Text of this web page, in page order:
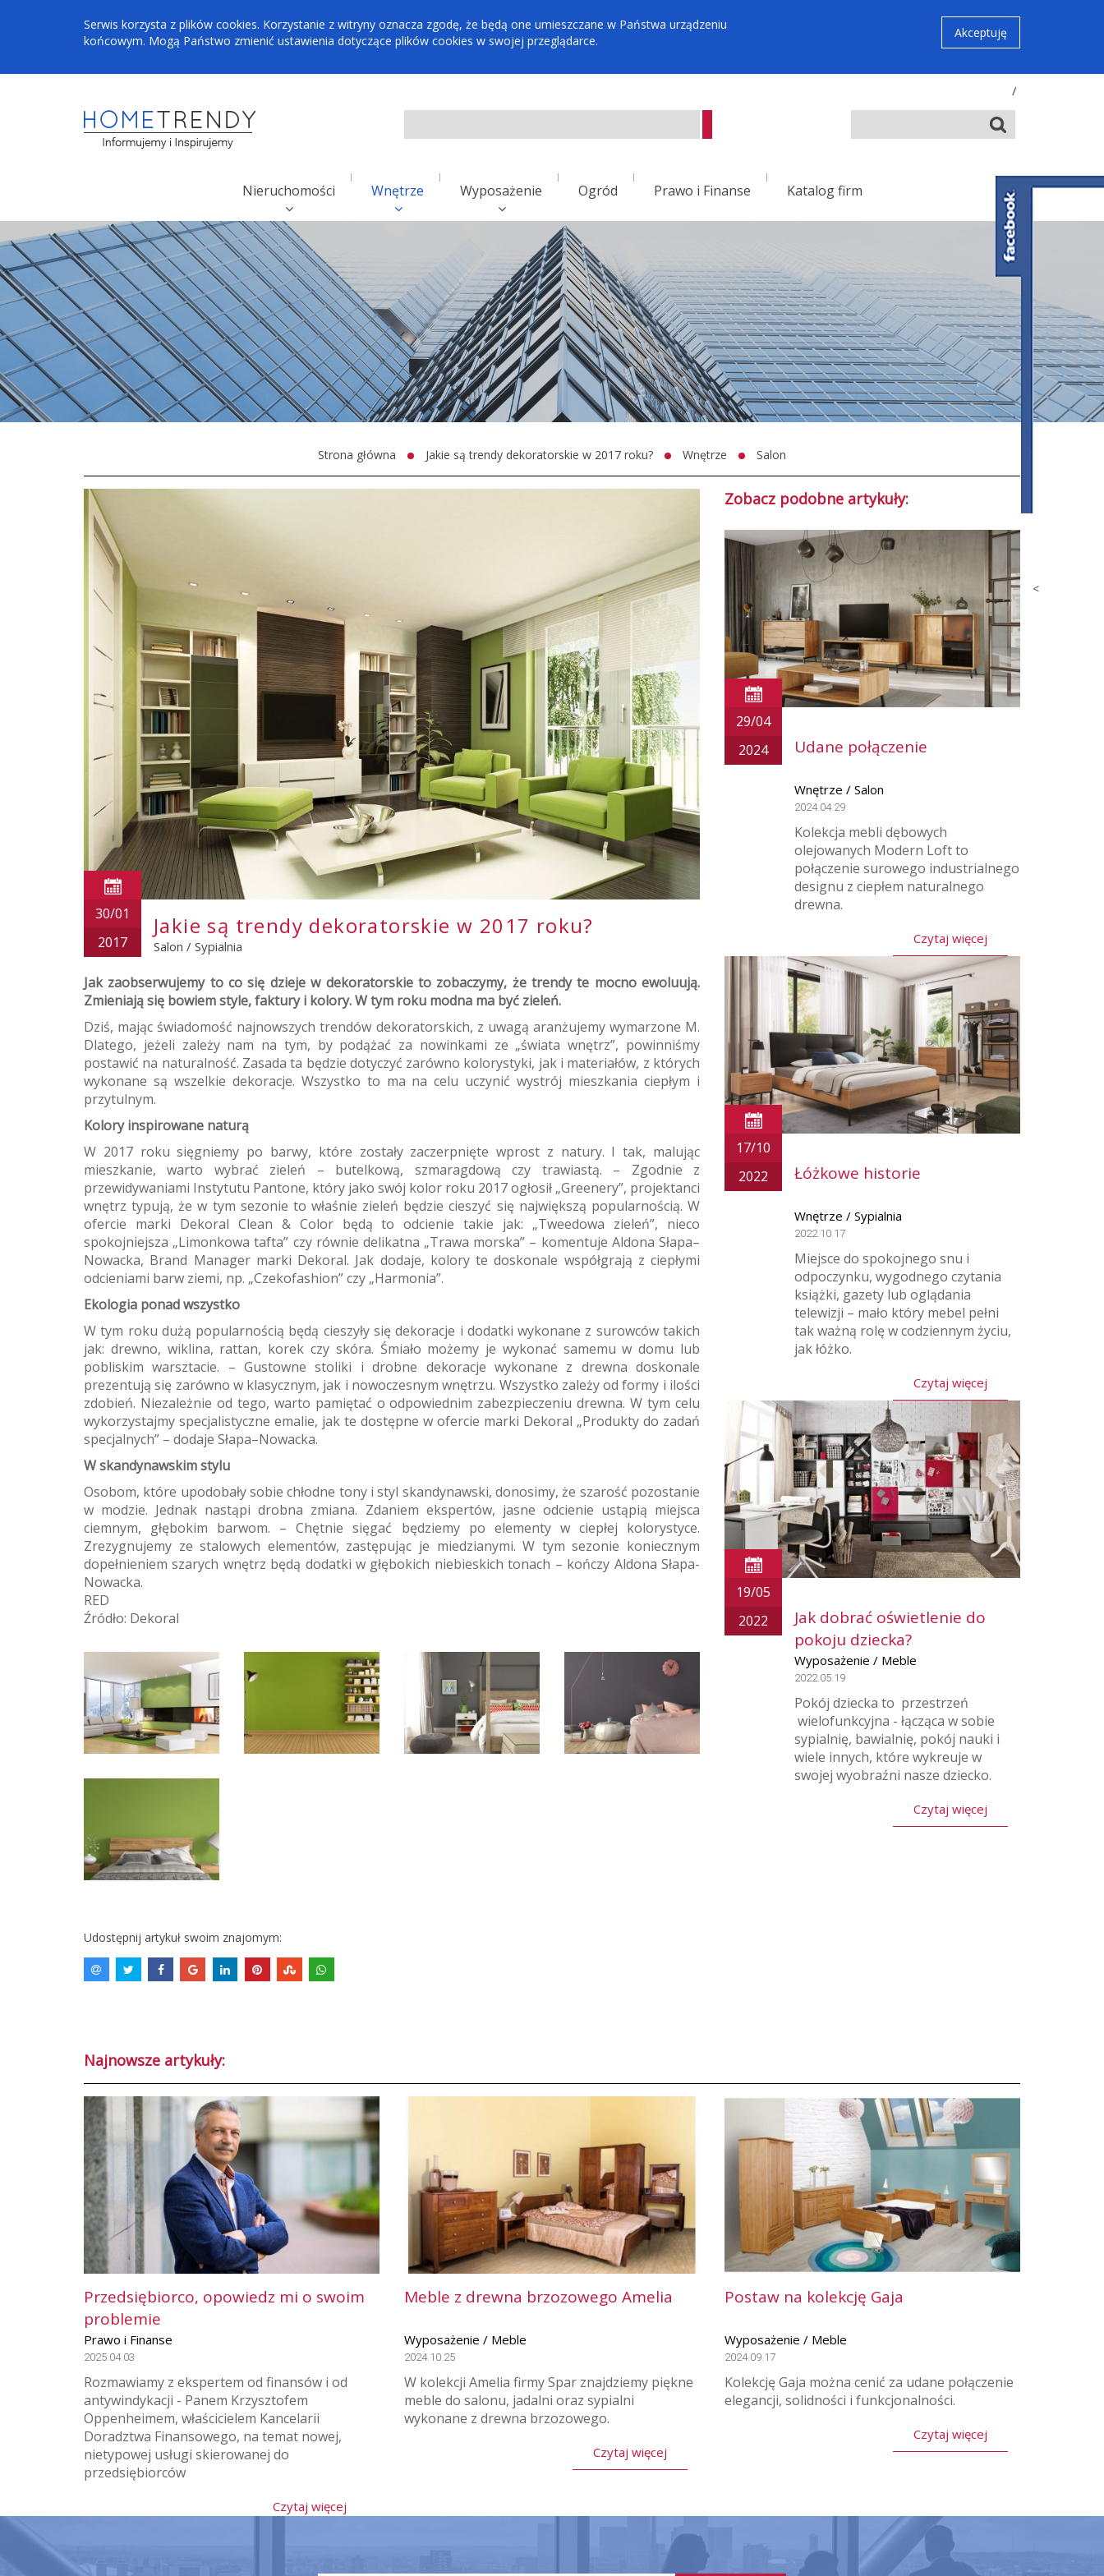
<
Serwis korzysta z plików cookies. Korzystanie z witryny oznacza zgodę, że będą one umieszczane w Państwa urządzeniu
końcowym. Mogą Państwo zmienić ustawienia dotyczące plików cookies w swojej przeglądarce.
Akceptuję
/
Nieruchomości Wnętrze Wyposażenie Ogród Prawo i Finanse Katalog firm
Strona główna Jakie są trendy dekoratorskie w 2017 roku? Wnętrze Salon
30/01
2017
Jakie są trendy dekoratorskie w 2017 roku?
Salon / Sypialnia
Jak zaobserwujemy to co się dzieje w dekoratorskie to zobaczymy, że trendy te mocno ewoluują.
Zmieniają się bowiem style, faktury i kolory. W tym roku modna ma być zieleń.
Dziś, mając świadomość najnowszych trendów dekoratorskich, z uwagą aranżujemy wymarzone M.
Dlatego, jeżeli zależy nam na tym, by podążać za nowinkami ze „świata wnętrz”, powinniśmy
postawić na naturalność. Zasada ta będzie dotyczyć zarówno kolorystyki, jak i materiałów, z których
wykonane są wszelkie dekoracje. Wszystko to ma na celu uczynić wystrój mieszkania ciepłym i
przytulnym.
Kolory inspirowane naturą
W 2017 roku sięgniemy po barwy, które zostały zaczerpnięte wprost z natury. I tak, malując
mieszkanie, warto wybrać zieleń – butelkową, szmaragdową czy trawiastą. – Zgodnie z
przewidywaniami Instytutu Pantone, który jako swój kolor roku 2017 ogłosił „Greenery”, projektanci
wnętrz typują, że w tym sezonie to właśnie zieleń będzie cieszyć się największą popularnością. W
ofercie marki Dekoral Clean & Color będą to odcienie takie jak: „Tweedowa zieleń”, nieco
spokojniejsza „Limonkowa tafta” czy równie delikatna „Trawa morska” – komentuje Aldona Słapa–
Nowacka, Brand Manager marki Dekoral. Jak dodaje, kolory te doskonale współgrają z ciepłymi
odcieniami barw ziemi, np. „Czekofashion” czy „Harmonia”.
Ekologia ponad wszystko
W tym roku dużą popularnością będą cieszyły się dekoracje i dodatki wykonane z surowców takich
jak: drewno, wiklina, rattan, korek czy skóra. Śmiało możemy je wykonać samemu w domu lub
pobliskim warsztacie. – Gustowne stoliki i drobne dekoracje wykonane z drewna doskonale
prezentują się zarówno w klasycznym, jak i nowoczesnym wnętrzu. Wszystko zależy od formy i ilości
zdobień. Niezależnie od tego, warto pamiętać o odpowiednim zabezpieczeniu drewna. W tym celu
wykorzystajmy specjalistyczne emalie, jak te dostępne w ofercie marki Dekoral „Produkty do zadań
specjalnych” – dodaje Słapa–Nowacka.
W skandynawskim stylu
Osobom, które upodobały sobie chłodne tony i styl skandynawski, donosimy, że szarość pozostanie
w modzie. Jednak nastąpi drobna zmiana. Zdaniem ekspertów, jasne odcienie ustąpią miejsca
ciemnym, głębokim barwom. – Chętnie sięgać będziemy po elementy w ciepłej kolorystyce.
Zrezygnujemy ze stalowych elementów, zastępując je miedzianymi. W tym sezonie koniecznym
dopełnieniem szarych wnętrz będą dodatki w głębokich niebieskich tonach – kończy Aldona Słapa-
Nowacka.
RED
Źródło: Dekoral
Udostępnij artykuł swoim znajomym:
Zobacz podobne artykuły:
29/04
2024
Udane połączenie
Wnętrze / Salon
2024.04.29
Kolekcja mebli dębowych
olejowanych Modern Loft to
połączenie surowego industrialnego
designu z ciepłem naturalnego
drewna.
Czytaj więcej
17/10
2022
Łóżkowe historie
Wnętrze / Sypialnia
2022.10.17
Miejsce do spokojnego snu i
odpoczynku, wygodnego czytania
książki, gazety lub oglądania
telewizji – mało który mebel pełni
tak ważną rolę w codziennym życiu,
jak łóżko.
Czytaj więcej
19/05
2022
Jak dobrać oświetlenie do
pokoju dziecka?
Wyposażenie / Meble
2022.05.19
Pokój dziecka to przestrzeń
wielofunkcyjna - łącząca w sobie
sypialnię, bawialnię, pokój nauki i
wiele innych, które wykreuje w
swojej wyobraźni nasze dziecko.
Czytaj więcej
Najnowsze artykuły:
Przedsiębiorco, opowiedz mi o swoim
problemie
Prawo i Finanse
2025.04.03
Rozmawiamy z ekspertem od finansów i od
antywindykacji - Panem Krzysztofem
Oppenheimem, właścicielem Kancelarii
Doradztwa Finansowego, na temat nowej,
nietypowej usługi skierowanej do
przedsiębiorców
Czytaj więcej
Meble z drewna brzozowego Amelia
Wyposażenie / Meble
2024.10.25
W kolekcji Amelia firmy Spar znajdziemy piękne
meble do salonu, jadalni oraz sypialni
wykonane z drewna brzozowego.
Czytaj więcej
Postaw na kolekcję Gaja
Wyposażenie / Meble
2024.09.17
Kolekcję Gaja można cenić za udane połączenie
elegancji, solidności i funkcjonalności.
Czytaj więcej